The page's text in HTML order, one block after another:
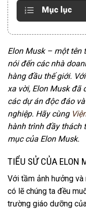
Mục lục
Elon Musk – một tên
nói đến các nhà
hàng đầu thế giới.
xa vời, Elon Musk đã
các dự án độc đáo
nghiệp. Hãy cùng
hành trình đầy thách
mục của Elon Musk.
TIỂU SỬ CỦA ELON
Với tầm ảnh hưởng
có lẽ chúng ta đều
trường giáo dưỡng